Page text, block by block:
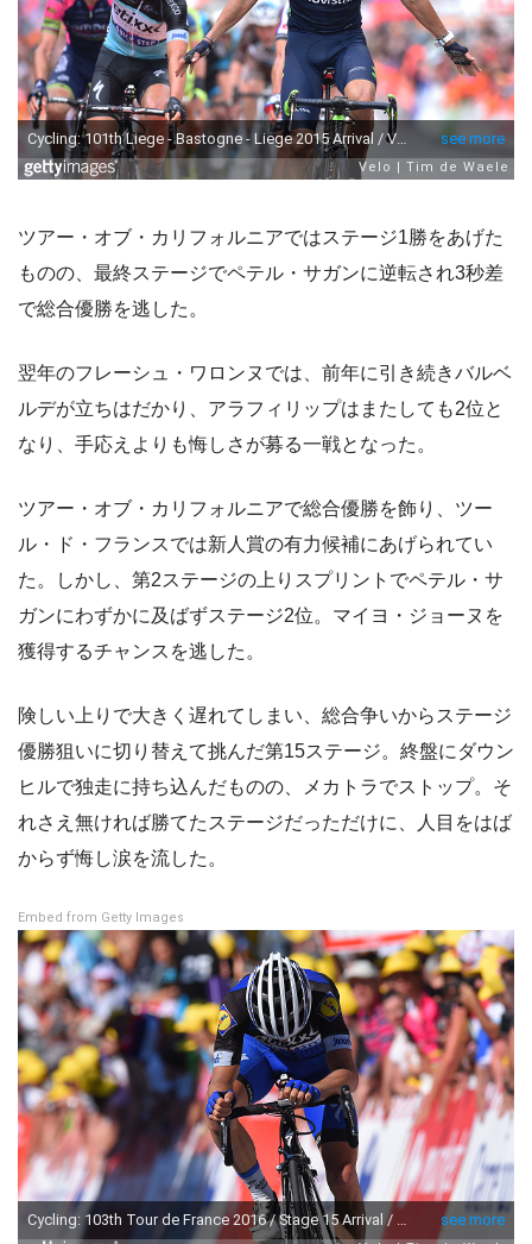
ツアー・オブ・カリフォルニアではステージ1勝をあげた
ものの、最終ステージでペテル・サガンに逆転され3秒差
で総合優勝を逃した。
翌年のフレーシュ・ワロンヌでは、前年に引き続きバルベ
ルデが立ちはだかり、アラフィリップはまたしても2位と
なり、手応えよりも悔しさが募る一戦となった。
ツアー・オブ・カリフォルニアで総合優勝を飾り、ツー
ル・ド・フランスでは新人賞の有力候補にあげられてい
た。しかし、第2ステージの上りスプリントでペテル・サ
ガンにわずかに及ばずステージ2位。マイヨ・ジョーヌを
獲得するチャンスを逃した。
険しい上りで大きく遅れてしまい、総合争いからステージ
優勝狙いに切り替えて挑んだ第15ステージ。終盤にダウン
ヒルで独走に持ち込んだものの、メカトラでストップ。そ
れさえ無ければ勝てたステージだっただけに、人目をはば
からず悔し涙を流した。
Embed from Getty Images